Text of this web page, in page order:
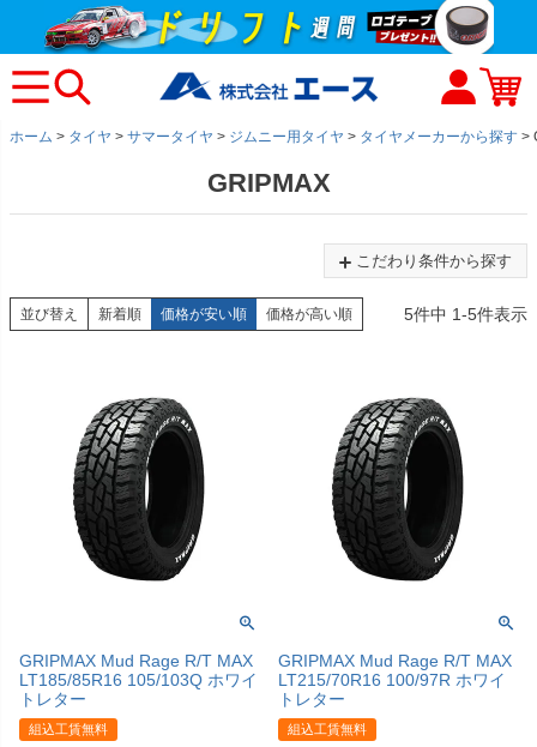
ホーム タイヤ サマータイヤ ジムニー用タイヤ タイヤメーカーから探す
GRIPMAX
こだわり条件から探す
並び替え 新着順 価格が安い順 価格が高い順 5件中 1-5件表示
GRIPMAX Mud Rage R/T MAX
LT185/85R16 105/103Q ホワイ
トレター
組込工賃無料
GRIPMAX Mud Rage R/T MAX
LT215/70R16 100/97R ホワイ
トレター
組込工賃無料